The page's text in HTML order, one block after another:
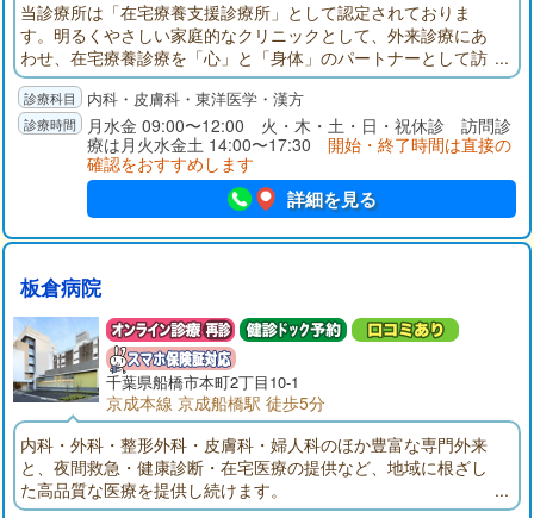
当診療所は「在宅療養支援診療所」として認定されておりま
す。明るくやさしい家庭的なクリニックとして、外来診療にあ
わせ、在宅療養診療を「心」と「身体」のパートナーとして訪
問させていただきます。お気軽にご相談ください。毎月スケジ
ュール表を作成し、定期的に訪問いたします。急に具合が悪く
なった時には、ご連絡頂ければスケジュール外でも訪問いたし
内科・皮膚科・東洋医学・漢方
月水金 09:00〜12:00 火・木・土・日・祝休診 訪問診
療は月火水金土 14:00〜17:30 開始・終了時間は直接の
確認をおすすめします
詳細を見る
板倉病院
千葉県船橋市本町2丁目10-1
京成本線 京成船橋駅 徒歩5分
内科・外科・整形外科・皮膚科・婦人科のほか豊富な専門外来
と、夜間救急・健康診断・在宅医療の提供など、地域に根ざし
た高品質な医療を提供し続けます。